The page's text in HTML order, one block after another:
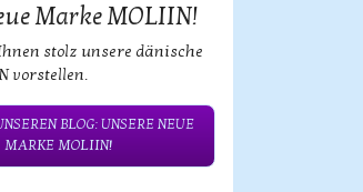
Marke MOLIIN!
stolz unsere dänische
vorstellen.
BLOG: UNSERE NEUE
MARKE MOLIIN!